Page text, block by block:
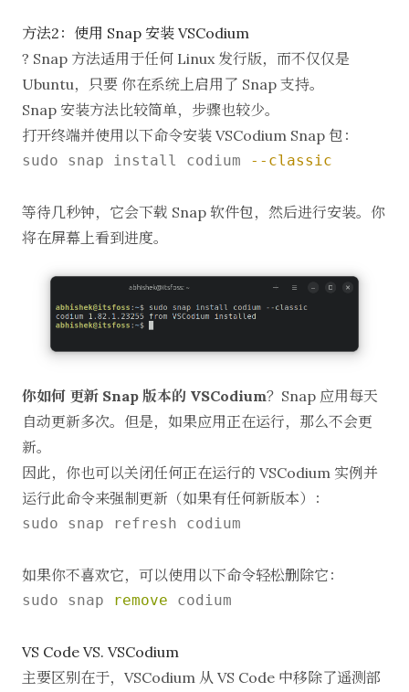
方法2：使用 Snap 安装 VSCodium
? Snap 方法适用于任何 Linux 发行版，而不仅仅是
Ubuntu，只要 你在系统上启用了 Snap 支持。
Snap 安装方法比较简单，步骤也较少。
打开终端并使用以下命令安装 VSCodium Snap 包：
sudo snap install codium --classic
等待几秒钟，它会下载 Snap 软件包，然后进行安装。你
将在屏幕上看到进度。
你如何 更新 Snap 版本的 VSCodium？Snap 应用每天
自动更新多次。但是，如果应用正在运行，那么不会更
新。
因此，你也可以关闭任何正在运行的 VSCodium 实例并
运行此命令来强制更新（如果有任何新版本）：
sudo snap refresh codium
如果你不喜欢它，可以使用以下命令轻松删除它：
sudo snap remove codium
VS Code VS. VSCodium
主要区别在于，VSCodium 从 VS Code 中移除了遥测部